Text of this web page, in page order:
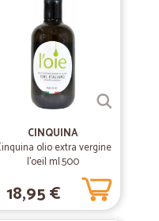
è dipeso dal corriere,
Non si…
04/02/2020
CINQUINA
olio extra vergine
l'oeil ml.500
18,95 €